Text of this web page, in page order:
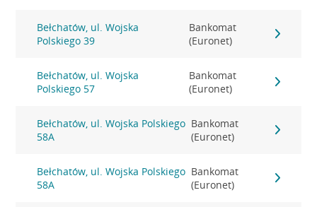
Bełchatów, ul. Wojska
Polskiego 39
Bankomat
(Euronet)
Bełchatów, ul. Wojska
Polskiego 57
Bankomat
(Euronet)
Bełchatów, ul. Wojska Polskiego
58A
Bankomat
(Euronet)
Bełchatów, ul. Wojska Polskiego
58A
Bankomat
(Euronet)